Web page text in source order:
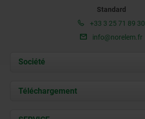
Standard
+33 3 25 71 89 30
info@norelem.fr
Société
À propos de nous
Téléchargement
Documents